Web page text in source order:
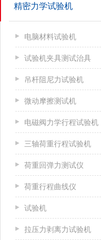
精密力学试验机
电脑材料试验机
试验机夹具测试治具
吊杆阻尼力试验机
微动摩擦测试机
电磁阀力学行程试验机
三轴荷重行程试验机
荷重回弹力测试仪
荷重行程曲线仪
试验机
拉压力剥离力试验机